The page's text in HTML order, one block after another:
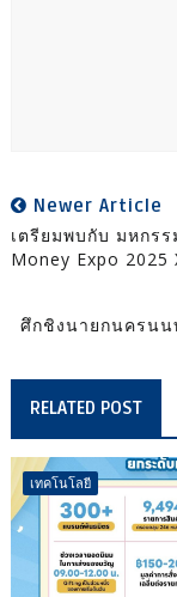
Newer Article
เตรียมพบกับ มหกร
Money Expo 2025
ศึกชิงนายกนครนน
RELATED POST
เทคโนโลยี